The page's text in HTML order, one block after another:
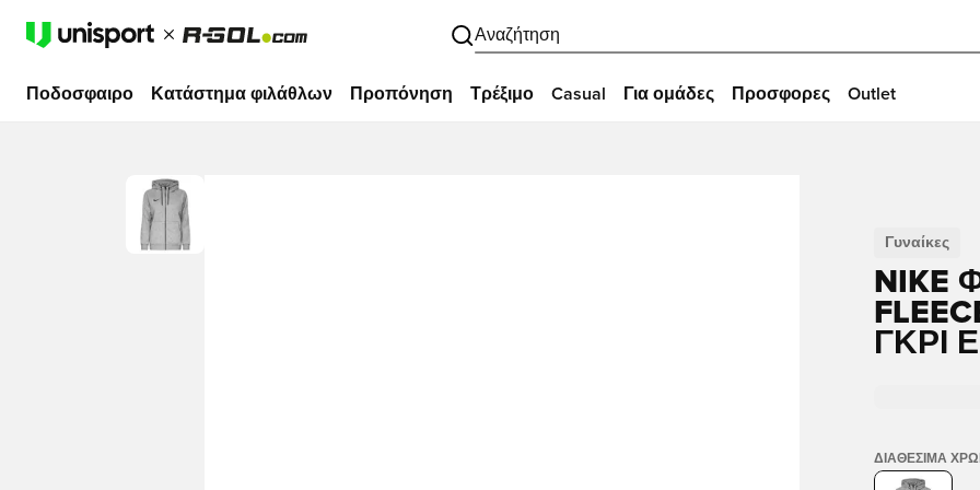
Αναζήτηση
Ποδοσφαιρο Κατάστημα φιλάθλων Προπόνηση Τρέξιμο Casual Για ομάδες Προσφορες Outlet
Γυναίκες
NIKE
ΓΚΡΙ
ΔΙΑΘΈΣΙΜΑ